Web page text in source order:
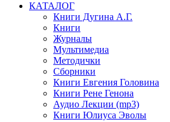
КАТАЛОГ
Книги Дугина А.Г.
Книги
Журналы
Мультимедиа
Методички
Сборники
Книги Евгения Головина
Книги Рене Генона
Аудио Лекции (mp3)
Книги Юлиуса Эволы